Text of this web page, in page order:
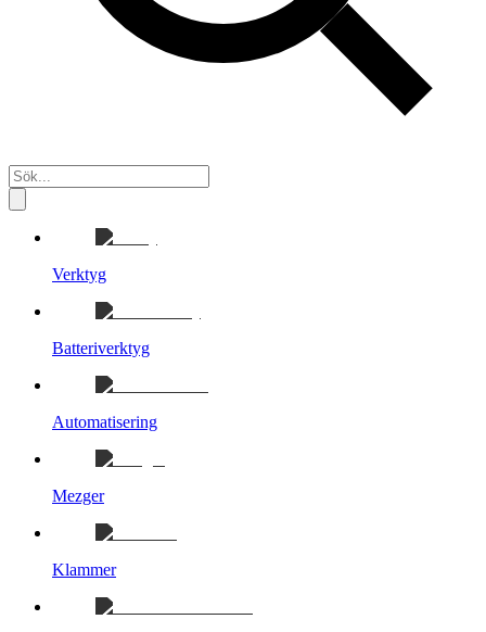
Verktyg
Batteriverktyg
Automatisering
Mezger
Klammer